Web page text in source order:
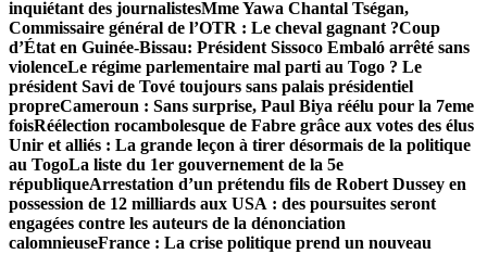
inquiétant des journalistesMme Yawa Chantal Tségan,
Commissaire général de l’OTR : Le cheval gagnant ?Coup
d’État en Guinée-Bissau: Président Sissoco Embaló arrêté sans
violenceLe régime parlementaire mal parti au Togo ? Le
président Savi de Tové toujours sans palais présidentiel
propreCameroun : Sans surprise, Paul Biya réélu pour la 7eme
foisRéélection rocambolesque de Fabre grâce aux votes des élus
Unir et alliés : La grande leçon à tirer désormais de la politique
au TogoLa liste du 1er gouvernement de la 5e
républiqueArrestation d’un prétendu fils de Robert Dussey en
possession de 12 milliards aux USA : des poursuites seront
engagées contre les auteurs de la dénonciation
calomnieuseFrance : La crise politique prend un nouveau